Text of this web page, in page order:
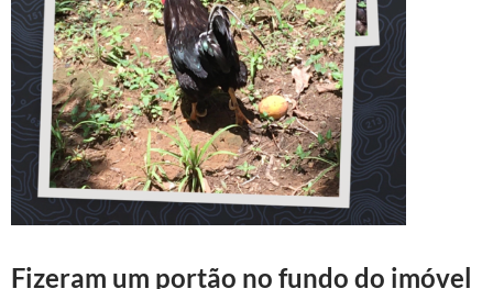
Fizeram um portão no fundo do imóvel